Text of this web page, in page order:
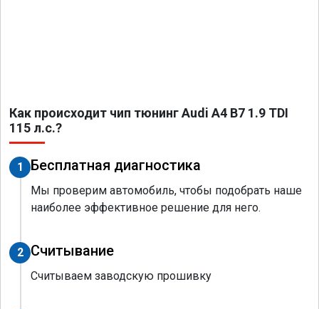
Как происходит чип тюнинг Audi A4 B7 1.9 TDI
115 л.с.?
1 Бесплатная диагностика
Мы проверим автомобиль, чтобы подобрать наше
наиболее эффективное решение для него.
2 Считывание
Считываем заводскую прошивку